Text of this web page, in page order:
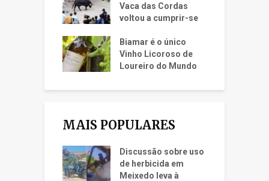
Vaca das Cordas
voltou a cumprir-se
Biamar é o único
Vinho Licoroso de
Loureiro do Mundo
MAIS POPULARES
Discussão sobre uso
de herbicida em
Meixedo leva à